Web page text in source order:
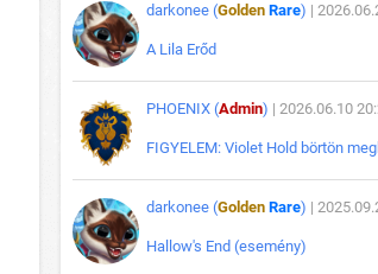
darkonee (Golden Rare) |
A Lila Erőd
PHOENIX (Admin) | 2026.06.10
FIGYELEM: Violet Hold börtön
darkonee (Golden Rare) |
Hallow's End (esemény)